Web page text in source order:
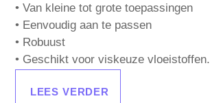
• Van kleine tot grote toepassingen
• Eenvoudig aan te passen
• Robuust
• Geschikt voor viskeuze vloeistoffen.
LEES VERDER